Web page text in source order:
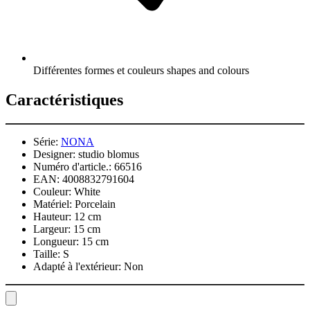
Différentes formes et couleurs shapes and colours
Caractéristiques
Série: NONA
Designer: studio blomus
Numéro d'article.: 66516
EAN: 4008832791604
Couleur: White
Matériel: Porcelain
Hauteur: 12 cm
Largeur: 15 cm
Longueur: 15 cm
Taille: S
Adapté à l'extérieur: Non